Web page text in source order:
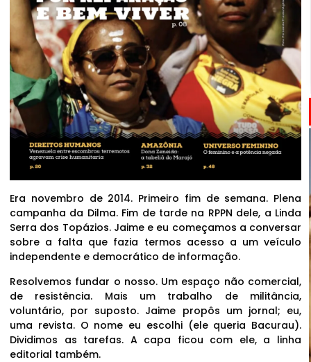
Era novembro de 2014. Primeiro fim de semana. Plena
campanha da Dilma. Fim de tarde na RPPN dele, a Linda
Serra dos Topázios. Jaime e eu começamos a conversar
sobre a falta que fazia termos acesso a um veículo
independente e democrático de informação.
Resolvemos fundar o nosso. Um espaço não comercial,
de resistência. Mais um trabalho de militância,
voluntário, por suposto. Jaime propôs um jornal; eu,
uma revista. O nome eu escolhi (ele queria Bacurau).
Dividimos as tarefas. A capa ficou com ele, a linha
editorial também.